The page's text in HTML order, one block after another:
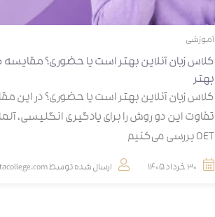
آموزشی
کلاس زبان آنلاین بهتر است یا حضوری؟ مقایسه
بهتر
کلاس زبان آنلاین بهتر است یا حضوری؟ در این
OET بررسی می‌کنیم
ارسال شده توسط